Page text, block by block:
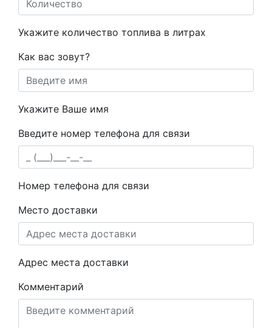
Укажите количество топлива в литрах
Как вас зовут?
Укажите Ваше имя
Введите номер телефона для связи
Номер телефона для связи
Место доставки
Адрес места доставки
Комментарий